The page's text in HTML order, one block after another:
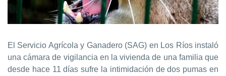
El Servicio Agrícola y Ganadero (SAG) en Los Ríos instaló
una cámara de vigilancia en la vivienda de una familia que
desde hace 11 días sufre la intimidación de dos pumas en